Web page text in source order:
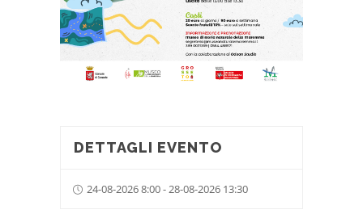
DETTAGLI EVENTO
24-08-2026 8:00 - 28-08-2026 13:30